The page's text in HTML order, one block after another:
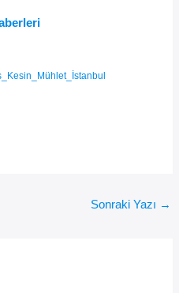
Sonraki Yazı →